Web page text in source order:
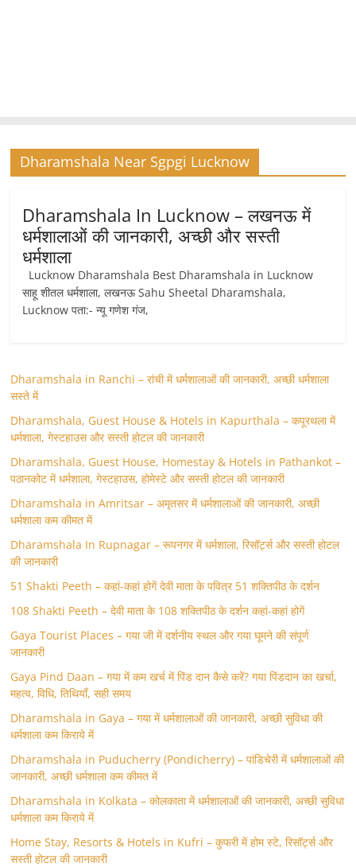
Dharamshala Near Sgpgi Lucknow
Dharamshala In Lucknow – लखनऊ में
धर्मशालाओं की जानकारी, अच्छी और सस्ती
धर्मशाला
Lucknow Dharamshala Best Dharamshala in Lucknow
साहू शीतल धर्मशाला, लखनऊ Sahu Sheetal Dharamshala,
Lucknow पता:- न्यू गणेश गंज,
Dharamshala in Ranchi – रांची में धर्मशालाओं की जानकारी, अच्छी धर्मशाला
सस्ते में
Dharamshala, Guest House & Hotels in Kapurthala – कपूरथला में
धर्मशाला, गेस्टहाउस और सस्ती होटल की जानकारी
Dharamshala, Guest House, Homestay & Hotels in Pathankot –
पठानकोट में धर्मशाला, गेस्टहाउस, होमेस्टे और सस्ती होटल की जानकारी
Dharamshala in Amritsar – अमृतसर में धर्मशालाओं की जानकारी, अच्छी
धर्मशाला कम कीमत में
Dharamshala In Rupnagar – रूपनगर में धर्मशाला, रिसॉर्ट्स और सस्ती होटल
की जानकारी
51 Shakti Peeth – कहां-कहां होगें देवी माता के पवित्र 51 शक्तिपीठ के दर्शन
108 Shakti Peeth – देवी माता के 108 शक्तिपीठ के दर्शन कहां-कहां होगें
Gaya Tourist Places – गया जी में दर्शनीय स्थल और गया घूमने की संपूर्ण
जानकारी
Gaya Pind Daan – गया में कम खर्च में पिंड दान कैसे करें? गया पिंडदान का खर्चा,
महत्व, विधि, तिथियाँ, सही समय
Dharamshala in Gaya – गया में धर्मशालाओं की जानकारी, अच्छी सुविधा की
धर्मशाला कम किराये में
Dharamshala in Puducherry (Pondicherry) – पांडिचेरी में धर्मशालाओं की
जानकारी, अच्छी धर्मशाला कम कीमत में
Dharamshala in Kolkata – कोलकाता में धर्मशालाओं की जानकारी, अच्छी सुविधा
धर्मशाला कम किराये में
Home Stay, Resorts & Hotels in Kufri – कुफरी में होम स्‍टे, रिसॉर्ट्स और
सस्ती होटल की जानकारी